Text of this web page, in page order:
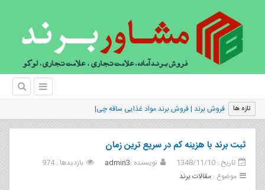
تازه ها فروش برند | فروش برند مواد غذایی ساقه چین
ثبت برند با هزینه کم در سریع ترین زمان
تاریخ : 1348/11/10 نویسنده :admin3
بازدیدها : 974
موضوع : مقالات برند